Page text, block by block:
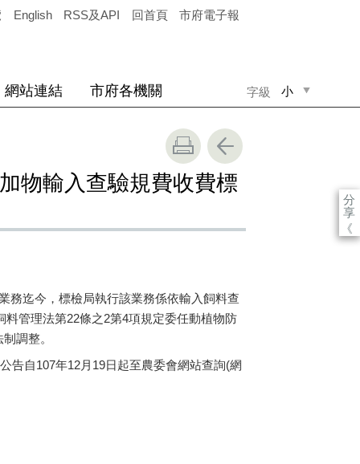
English RSS及API 回首頁 市府電子報
字級 小
網站連結 市府各機關
分
享
《
物輸入查驗規費收費標
務迄今，標檢局執行該業務係依輸入飼料查
管理法第22條之2第4項規定委任動植物防
調整。
告自107年12月19日起至農委會網站查詢(網